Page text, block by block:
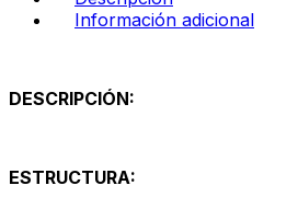
Información adicional
DESCRIPCIÓN:
ESTRUCTURA: